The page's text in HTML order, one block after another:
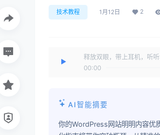
技术教程 1月12日 2
释放双眼，带上耳机，听听
00:00
AI智能摘要
你的WordPress网站明明内容优